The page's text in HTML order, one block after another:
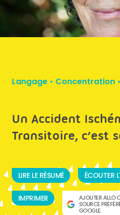
Langage • Concentration •
Un Accident
Transitoire, c’est
LIRE LE RÉSUMÉ ÉCOUTER
IMPRIMER
AJOUTER ALLO
SOURCE
GOOGLE